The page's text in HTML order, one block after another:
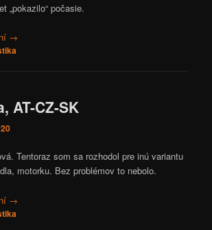
„pokazilo“ počasie.
→
AT-CZ-SK
Tentoraz som sa rozhodol pre inú variantu
motorku. Bez problémov to nebolo.
→